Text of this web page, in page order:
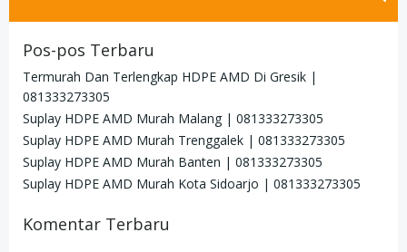
Pos-pos Terbaru
Termurah Dan Terlengkap HDPE AMD Di Gresik |
081333273305
Suplay HDPE AMD Murah Malang | 081333273305
Suplay HDPE AMD Murah Trenggalek | 081333273305
Suplay HDPE AMD Murah Banten | 081333273305
Suplay HDPE AMD Murah Kota Sidoarjo | 081333273305
Komentar Terbaru